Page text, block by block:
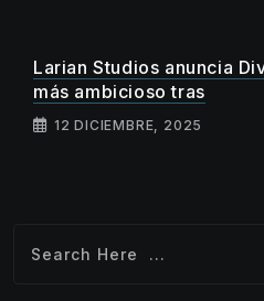
Larian Studios anuncia
más ambicioso tras
12 DICIEMBRE, 2025